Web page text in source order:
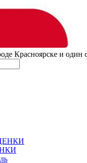
Красноярске и один